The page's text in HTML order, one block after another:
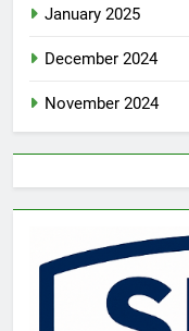
January 2025
December 2024
November 2024